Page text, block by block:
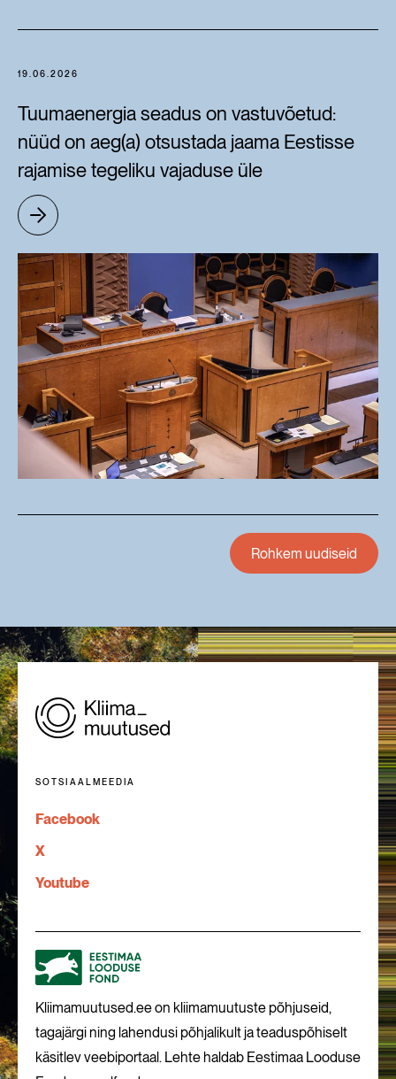
19.06.2026
Tuumaenergia seadus on vastuvõetud:
nüüd on aeg(a) otsustada jaama Eestisse
rajamise tegeliku vajaduse üle
Rohkem uudiseid
SOTSIAALMEEDIA
Facebook
X
Youtube
Kliimamuutused.ee on kliimamuutuste põhjuseid,
tagajärgi ning lahendusi põhjalikult ja teaduspõhiselt
käsitlev veebiportaal. Lehte haldab Eestimaa Looduse